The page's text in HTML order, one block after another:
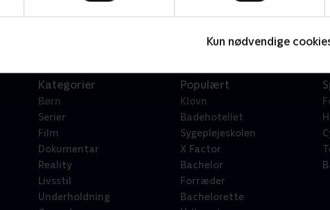
Kun nødvendige
Kategorier
Børn
Serier
Film
Dokumentar
Reality
Livsstil
Underholdning
Populært
Klovn
Badehotellet
Sygeplejeskolen
X Factor
Bachelor
Forræder
Bachelorette